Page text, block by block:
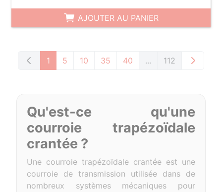
AJOUTER AU PANIER
1 5 10 35 40 ... 112
Qu'est-ce qu'une
courroie trapézoïdale
crantée ?
Une courroie trapézoïdale crantée est une
courroie de transmission utilisée dans de
nombreux systèmes mécaniques pour